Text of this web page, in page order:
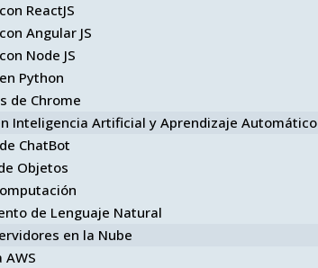
ReactJS
Angular JS
Node JS
Python
de Chrome
Inteligencia Artificial y Aprendizaje Automático
ChatBot
Objetos
de Lenguaje Natural
en la Nube
AWS